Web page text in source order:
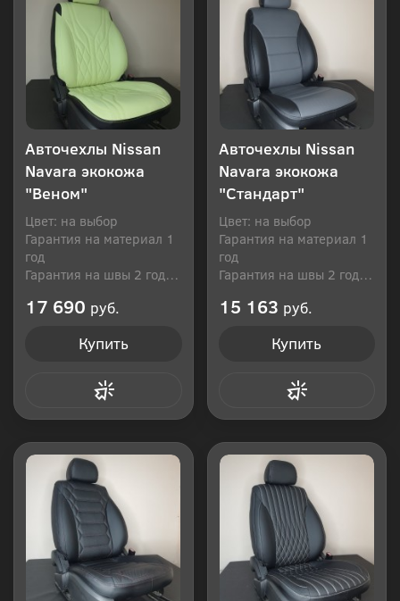
Авточехлы Nissan
Navara экокожа
"Веном"
Цвет: на выбор
Гарантия на материал 1
год
Гарантия на швы 2 года
17 690 руб.
Купить
Авточехлы Nissan
Navara экокожа
"Стандарт"
Цвет: на выбор
Гарантия на материал 1
год
Гарантия на швы 2 года
15 163 руб.
Купить